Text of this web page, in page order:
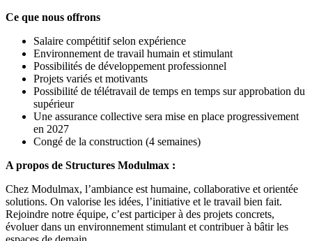
Ce que nous offrons
Salaire compétitif selon expérience
Environnement de travail humain et stimulant
Possibilités de développement professionnel
Projets variés et motivants
Possibilité de télétravail de temps en temps sur approbation du
supérieur
Une assurance collective sera mise en place progressivement
en 2027
Congé de la construction (4 semaines)
A propos de Structures Modulmax :
Chez Modulmax, l’ambiance est humaine, collaborative et orientée
solutions. On valorise les idées, l’initiative et le travail bien fait.
Rejoindre notre équipe, c’est participer à des projets concrets,
évoluer dans un environnement stimulant et contribuer à bâtir les